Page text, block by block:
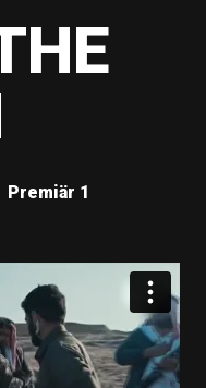
Premiär 1